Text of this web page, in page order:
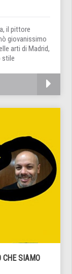
il pittore
giovanissimo
arti di Madrid,
stile
CHE SIAMO